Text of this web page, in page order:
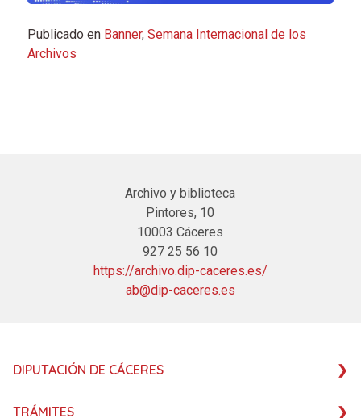
Publicado en Banner, Semana Internacional de los
Archivos
Archivo y biblioteca
Pintores, 10
10003 Cáceres
927 25 56 10
https://archivo.dip-caceres.es/
ab@dip-caceres.es
DIPUTACIÓN DE CÁCERES
TRÁMITES